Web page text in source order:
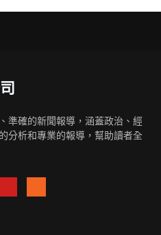
準確的新聞報導，涵蓋政治、經
分析和專業的報導，幫助讀者全